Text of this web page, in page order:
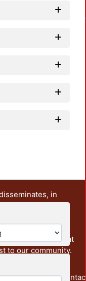
in
and research
includes some
from the
institutions that
to our community.